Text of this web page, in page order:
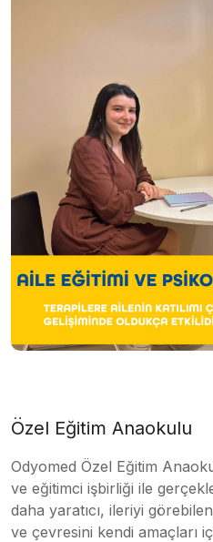
Özel Eğitim Anaokulu
Odyomed Özel Eğitim
ve eğitimci işbirliği ile
daha yaratıcı, ileriyi
ve çevresini kendi amaçları